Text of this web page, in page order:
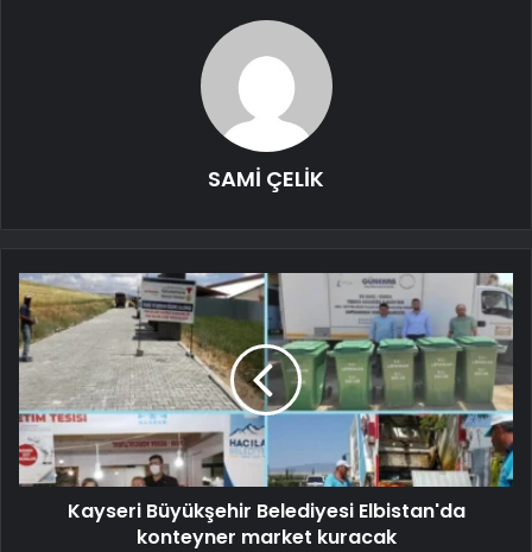
SAMİ ÇELİK
Kayseri Büyükşehir Belediyesi Elbistan'da
konteyner market kuracak